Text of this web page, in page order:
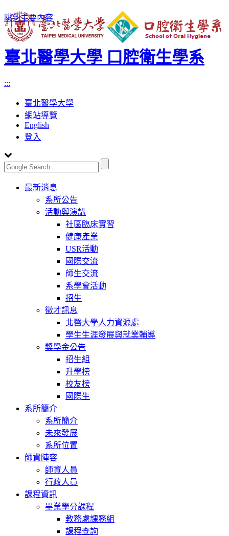
跳到主要內容
臺北醫學大學 口腔衛生學系
:::
臺北醫學大學
網站導覽
English
登入
Toggle
navigation
最新消息
系所公告
活動與演講
社區臨床實習
健康產業
USR活動
國際交流
師生交流
系學會活動
招生
徵才訊息
北醫大學人力資源處
學生生涯發展與就業輔導
獎學金公告
招生組
升學榜
校友榜
國際生
系所簡介
系所簡介
未來發展
系所位置
師資陣容
師資人員
行政人員
課程資訊
畢業學分課程
教務處課務組
課程查詢